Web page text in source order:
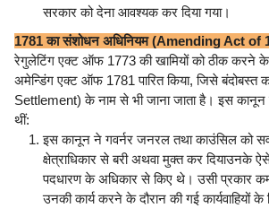
सरकार को देना आवश्यक कर दिया गया।
1781 का संशोधन अधिनियम (Amending Act of
रेगुलेटिंग एक्ट ऑफ 1773 की खामियों को ठीक करने
अमेन्डिंग एक्ट ऑफ 1781 पारित किया, जिसे बंदोबस्त
Settlement) के नाम से भी जाना जाता है। इस कानून
थीं:
इस कानून ने गवर्नर जनरल तथा काउंसिल को
क्षेत्राधिकार से बरी अथवा मुक्त कर दियाउनके
पदधारण के अधिकार से किए थे। उसी प्रकार
उनकी कार्य करने के दौरान की गई कार्यवाहियों के